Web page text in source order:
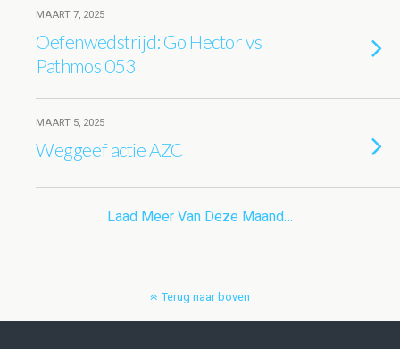
MAART 7, 2025
Oefenwedstrijd: Go Hector vs
Pathmos 053
MAART 5, 2025
Weggeef actie AZC
Laad Meer Van Deze Maand…
Terug naar boven